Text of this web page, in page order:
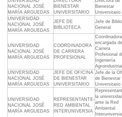
NACIONAL JOSÉ
MARÍA ARGUEDAS
BIENESTAR
UNIVERSITARIO
Bienestar
Universitario
UNIVERSIDAD
NACIONAL JOSÉ
MARÍA ARGUEDAS
JEFE DE
BIBLIOTECA
Jefe de
General
UNIVERSIDAD
NACIONAL JOSÉ
MARÍA ARGUEDAS
COORDINADORA
DE CARRERA
PROFESIONAL
Coordinadora
encargada
Carrera
Profesional
Ingeniería
Agroindustrial
UNIVERSIDAD
NACIONAL JOSÉ
MARÍA ARGUEDAS
JEFE DE OFICINA
DE BIENESTAR
UNIVERSITARIO
Jefe de la
de Bienestar
Universitario
UNIVERSIDAD
NACIONAL JOSÉ
MARÍA ARGUEDAS
REPRESENTANTE-
RED AMBIENTAL
INTERUNIVERSIA
la universidad
ante la Red
Ambiental
Interuniversia